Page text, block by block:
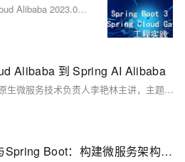
本文介绍了如何使用Spring Cloud Alibaba 2023.0.0.0技术栈构建微服务网关，以应对微服务架构中流量治理与安全管控的复杂性。通过一个包含鉴权服务、文件服务和主服务的项目，详细讲解了网关的整合与功能开发。首先，通过统一路由配置，将所有请求集中到网关进行管理；其次，实现了限流防刷功能，防止恶意刷接口；最后，添加了登录鉴权机制，确保用户身份验证。整个过程结合Nacos注册中心，确保服务注册与配置管理的高效性。通过这些实践，帮助开发者更好地理解和应用微服务网关。
Alibaba 到 Spring AI Alibaba
本次分享由阿里云智能集团云原生微服务技术负责人李艳林主讲，主题为“AI时代：从Spring Cloud Alibaba到Spring AI Alibaba”。内容涵盖应用架构演进、AI agent框架发展趋势及Spring AI Alibaba的重磅发布。分享介绍了AI原生架构与传统架构的融合，强调了API优先、事件驱动和AI运维的重要性。同时，详细解析了Spring AI Alibaba的三层抽象设计，包括模型支持、工作流智能体编排及生产可用性构建能力，确保安全合规、高效部署与可观测性。最后，结合实际案例展示了如何利用私域数据优化AI应用，提升业务价值。
深入探索Spring Cloud与Spring Boot：构建微服务架构的实践经验